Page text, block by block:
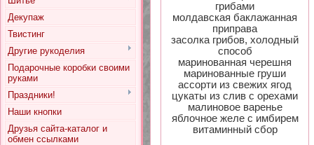
Декупаж
Твистинг
Другие рукоделия
Подарочные коробки своими
руками
Праздники!
Наши кнопки
Друзья сайта-каталог и
обмен ссылками
грибами
молдавская баклажанная
приправа
засолка грибов, холодный
способ
маринованная черешня
маринованные груши
ассорти из свежих ягод
цукаты из слив с орехами
малиновое варенье
яблочное желе с имбирем
витаминный сбор